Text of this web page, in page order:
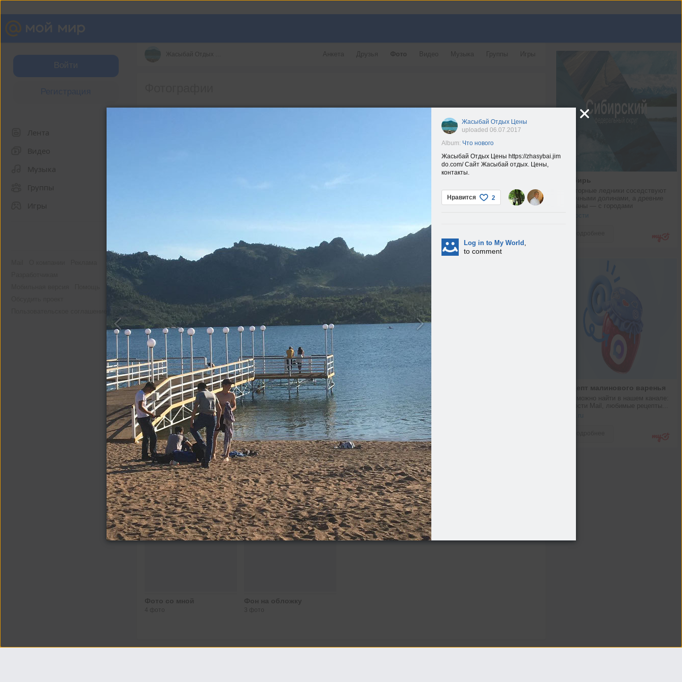
Войти
Лента
Видео
Музыка
Группы
Игры
Анкета Друзья Фото Видео Музыка Группы Игры
Другие альбомы
Фото со мной
4 фото
Фон на обложку
3 фото
Сибирь
Тут горные ледники соседствуют
с речными долинами, а древние
курганы — с городами
Новости
Рецепт малинового варенья
Что можно найти в нашем канале:
новости Mail, любимые рецепты...
max.ru
Жасыбай Отдых Цены
uploaded 06.07.2017
Album: Что нового
Жасыбай Отдых Цены https://zhasybai.jim
do.com/ Сайт Жасыбай отдых. Цены,
контакты.
Нравится 2
Log in to My World
to comment